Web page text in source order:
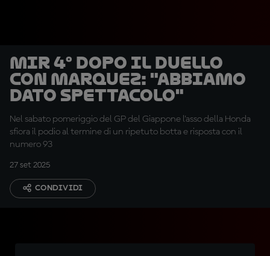
Mir 4° dopo il duello
con Marquez: "Abbiamo
dato spettacolo"
Nel sabato pomeriggio del GP del Giappone l'asso della Honda
sfiora il podio al termine di un ripetuto botta e risposta con il
numero 93
27 set 2025
CONDIVIDI